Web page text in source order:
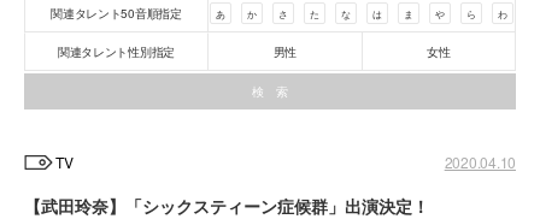
関連タレント50音順指定 あ か さ た な は ま や ら わ
関連タレント性別指定 男性 女性
TV 2020.04.10
【武田玲奈】「シックスティーン症候群」出演決定！